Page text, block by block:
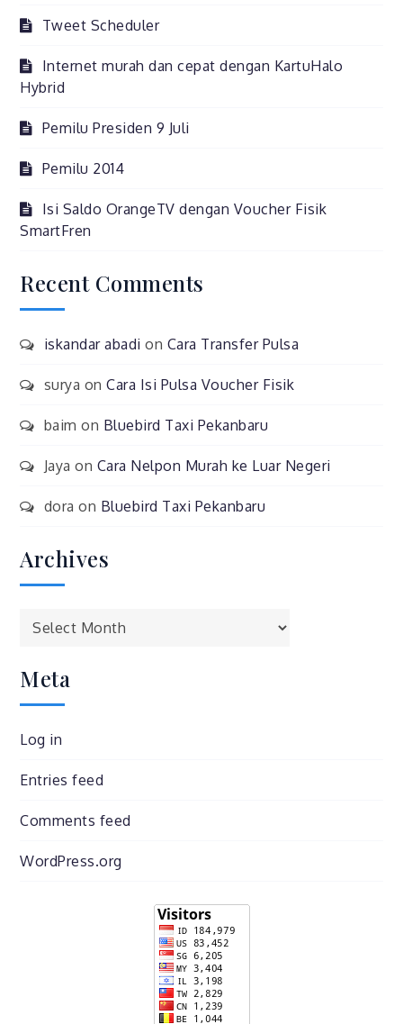
Tweet Scheduler
Internet murah dan cepat dengan KartuHalo
Hybrid
Pemilu Presiden 9 Juli
Pemilu 2014
Isi Saldo OrangeTV dengan Voucher Fisik
SmartFren
Recent Comments
iskandar abadi on Cara Transfer Pulsa
surya onCara Isi Pulsa Voucher Fisik
baim on Bluebird Taxi Pekanbaru
Jaya on Cara Nelpon Murah ke Luar Negeri
dora on Bluebird Taxi Pekanbaru
Archives
Archives
Meta
Log in
Entries feed
Comments feed
WordPress.org